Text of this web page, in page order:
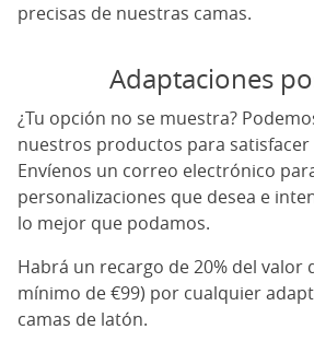
precisas de nuestras camas.
Adaptaciones
¿Tu opción no se muestra?
nuestros productos para satisfacer
Envíenos un correo electrónico
personalizaciones que desea e
lo mejor que podamos.
Habrá un recargo de 20% del valor
mínimo de €99) por cualquier
camas de latón.